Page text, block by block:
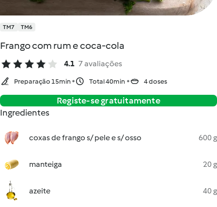
TM7 TM6
Frango com rum e coca-cola
4.1 7 avaliações
Preparação 15min Total 40min 4 doses
Registe-se gratuitamente
Ingredientes
coxas de frango s/ pele e s/ osso 600 g
manteiga 20 g
azeite 40 g